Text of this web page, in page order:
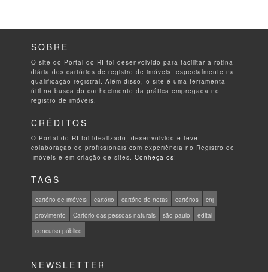
SOBRE
O site do Portal do RI foi desenvolvido para facilitar a rotina
diária dos cartórios de registro de imóveis, especialmente na
qualificação registral. Além disso, o site é uma ferramenta
útil na busca do conhecimento da prática empregada no
registro de imóveis.
CRÉDITOS
O Portal do RI foi idealizado, desenvolvido e teve
colaboração de profissionais com experiência no Registro de
Imóveis e em criação de sites.Conheça-os!
TAGS
cartório de imóveis cartório cartório de notas cartórios
cnj
provimento
Cartório das pessoas naturais são paulo
edital
concurso público
NEWSLETTER